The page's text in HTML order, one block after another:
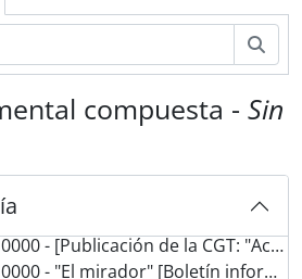
compuesta - Sin
0000 - "Revista Gremial (Año 2. N°20)"
0000 - "Boletín de Información de los Trabajadores Desocupados de La Matanza"
0000 - "El Metalúrgico. N°4" [Revista de la UOM Quilmes]
0000 - "Canto Maestro" [Revista]
0000 - [Publicación: "Mundo sindical (N° 1)"]
0000 - "El diecisiete" (Año 1. N°1) [Diario]
0000 - [Publicación de la CGT: "Actualidad gremial"]
0000 - "El mirador" [Boletín informativo]